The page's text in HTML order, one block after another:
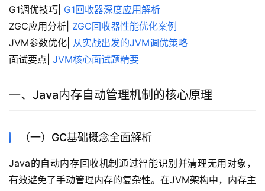
G1调优技巧| G1回收器深度应用解析
ZGC应用分析| ZGC回收器性能优化案例
JVM参数优化| 从实战出发的JVM调优策略
面试要点| JVM核心面试题精要
一、Java内存自动管理机制的核心原理
（一）GC基础概念全面解析
Java的自动内存回收机制通过智能识别并清理无用对象，
有效避免了手动管理内存的复杂性。在JVM架构中，内存主